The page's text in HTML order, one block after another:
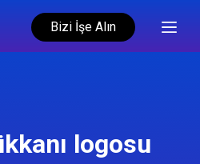
Bizi İşe Alın
logosu